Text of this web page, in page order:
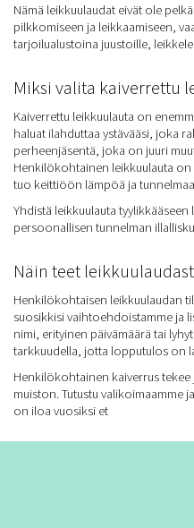
Nämä leikkuulaudat eivät ole
pilkkomiseen ja leikkaamiseen,
tarjoilualustoina juustoille,
Miksi valita kaiverrettu
Kaiverrettu leikkuulauta on
haluat ilahduttaa ystävääsi, joka
perheenjäsentä, joka on juuri
Henkilökohtainen leikkuulauta
tuo keittiöön lämpöä ja
Yhdistä leikkuulauta
persoonallisen tunnelman
Näin teet
Henkilökohtaisen leikkuulaudan
suosikkisi vaihtoehdoistamme ja
nimi, erityinen päivämäärä tai
tarkkuudella, jotta lopputulos on
Henkilökohtainen kaiverrus
muiston. Tutustu valikoimaamme
on iloa vuosiksi et